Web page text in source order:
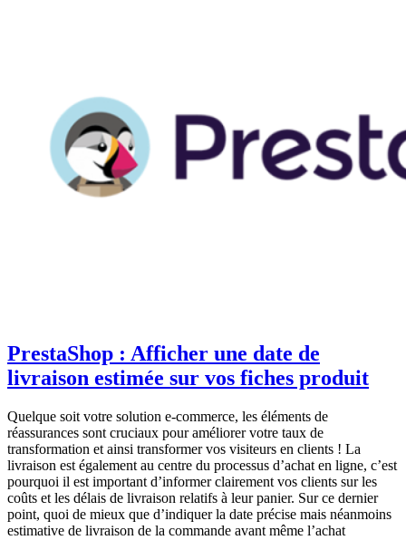
PrestaShop : Afficher une date de
livraison estimée sur vos fiches produit
Quelque soit votre solution e-commerce, les éléments de
réassurances sont cruciaux pour améliorer votre taux de
transformation et ainsi transformer vos visiteurs en clients ! La
livraison est également au centre du processus d’achat en ligne, c’est
pourquoi il est important d’informer clairement vos clients sur les
coûts et les délais de livraison relatifs à leur panier. Sur ce dernier
point, quoi de mieux que d’indiquer la date précise mais néanmoins
estimative de livraison de la commande avant même l’achat